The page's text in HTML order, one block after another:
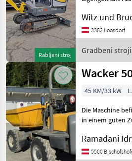
Rabljeni stroj
mechanischer
Schnellwechsler
Mwst.
Gradbeni stroji
Witz und
3382 Loosdorf
Gradbeni
Wacker
Wacker
45 KM/33 kW
Die Maschine
in einem guten
prekucnik
Ramadani
5500